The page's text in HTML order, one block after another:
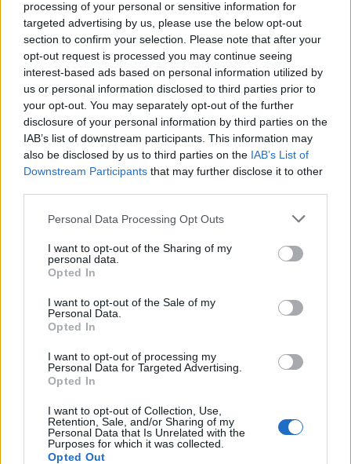
processing of your personal or sensitive information for
targeted advertising by us, please use the below opt-out
section to confirm your selection. Please note that after your
opt-out request is processed you may continue seeing
interest-based ads based on personal information utilized by
us or personal information disclosed to third parties prior to
your opt-out. You may separately opt-out of the further
disclosure of your personal information by third parties on the
IAB’s list of downstream participants. This information may
also be disclosed by us to third parties on the IAB’s List of
Downstream Participants that may further disclose it to other
Please note that this website/app uses one or more Google
not limited to your visit or usage behaviour. You may click to
grant or deny consent to Google and its third-party tags to
use your data for below specified purposes in below Google
consent section.
Personal Data Processing Opt Outs
I want to opt-out of the Sharing of my
personal data.
Opted In
I want to opt-out of the Sale of my
Personal Data.
Opted In
I want to opt-out of processing my
Personal Data for Targeted Advertising.
Opted In
I want to opt-out of Collection, Use,
Retention, Sale, and/or Sharing of my
Personal Data that Is Unrelated with the
Purposes for which it was collected.
Opted Out
ΠροσφορέςHOT
Φορέματα Maxi Φορέματα
Mini Φορέματα
Πλεκτά Φορέματα
Σετ Σετ Διάφορα
Παντελόνια Δερματίνης
Μάλλινα